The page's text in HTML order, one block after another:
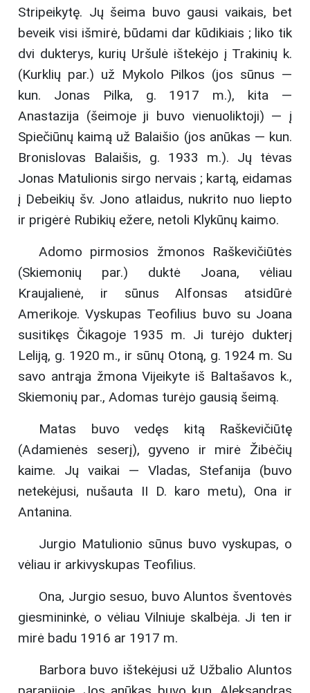
Stripeikytę. Jų šeima buvo gausi vaikais, bet
beveik visi išmirė, būdami dar kūdikiais ; liko tik
dvi dukterys, kurių Uršulė ištekėjo į Trakinių k.
(Kurklių par.) už Mykolo Pilkos (jos sūnus —
kun. Jonas Pilka, g. 1917 m.), kita —
Anastazija (šeimoje ji buvo vienuoliktoji) — į
Spiečiūnų kaimą už Balaišio (jos anūkas — kun.
Bronislovas Balaišis, g. 1933 m.). Jų tėvas
Jonas Matulionis sirgo nervais ; kartą, eidamas
į Debeikių šv. Jono atlaidus, nukrito nuo liepto
ir prigėrė Rubikių ežere, netoli Klykūnų kaimo.
Adomo pirmosios žmonos Raškevičiūtės
(Skiemonių par.) duktė Joana, vėliau
Kraujalienė, ir sūnus Alfonsas atsidūrė
Amerikoje. Vyskupas Teofilius buvo su Joana
susitikęs Čikagoje 1935 m. Ji turėjo dukterį
Leliją, g. 1920 m., ir sūnų Otoną, g. 1924 m. Su
savo antrąja žmona Vijeikyte iš Baltašavos k.,
Skiemonių par., Adomas turėjo gausią šeimą.
Matas buvo vedęs kitą Raškevičiūtę
(Adamienės seserį), gyveno ir mirė Žibėčių
kaime. Jų vaikai — Vladas, Stefanija (buvo
netekėjusi, nušauta II D. karo metu), Ona ir
Antanina.
Jurgio Matulionio sūnus buvo vyskupas, o
vėliau ir arkivyskupas Teofilius.
Ona, Jurgio sesuo, buvo Aluntos šventovės
giesmininkė, o vėliau Vilniuje skalbėja. Ji ten ir
mirė badu 1916 ar 1917 m.
Barbora buvo ištekėjusi už Užbalio Aluntos